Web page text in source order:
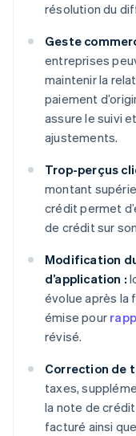
résolution du
Geste
entreprises
maintenir la
paiement
assure le suivi
ajustements.
Trop-perçus
montant
crédit permet
de crédit sur
Modification
d’application :
évolue après la
émise pour
révisé.
Correction de
taxes,
la note de
facturé ainsi